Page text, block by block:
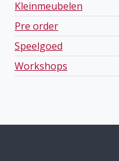
Kleinmeubelen
Pre order
Speelgoed
Workshops